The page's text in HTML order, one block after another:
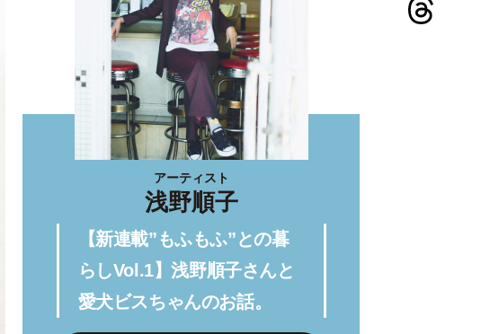
アーティスト
浅野順子
【新連載”もふもふ”との暮
らしVol.1】浅野順子さんと
愛犬ビスちゃんのお話。